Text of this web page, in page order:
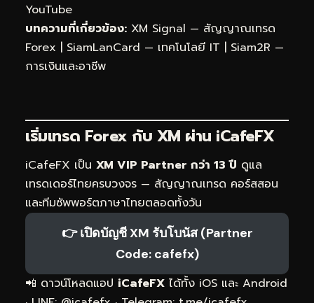
YouTube
บทความที่เกี่ยวข้อง: XM Signal — สัญญาณเทรด
Forex | SiamLanCard — เทคโนโลยี IT | Siam2R —
การเงินและอาชีพ
เริ่มเทรด Forex กับ XM ผ่าน iCafeFX
iCafeFX เป็น XM VIP Partner กว่า 13 ปี ดูแล
เทรดเดอร์ไทยครบวงจร — สัญญาณเทรด คอร์สสอน
และทีมซัพพอร์ตภาษาไทยตลอดทั้งวัน
👉 เปิดบัญชี XM รับโบนัส (Partner
Code: cafefx)
📲 ดาวน์โหลดแอป iCafeFX ได้ทั้ง iOS และ Android